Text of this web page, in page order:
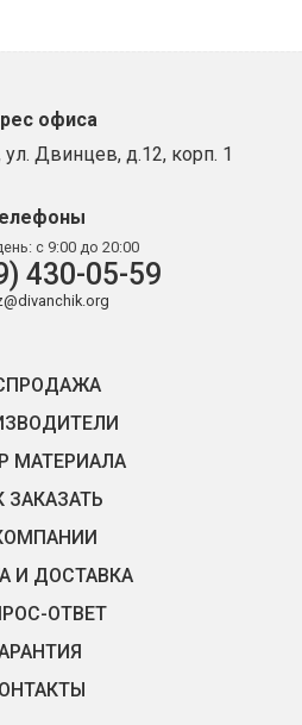
офиса
Двинцев, д.12, корп. 1
с 9:00 до 20:00
430-05-59
МАТЕРИАЛА
ЗАКАЗАТЬ
И ДОСТАВКА
ОТВЕТ